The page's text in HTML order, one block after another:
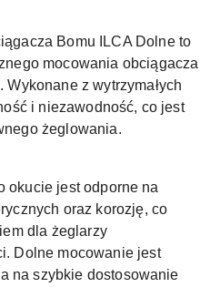
Bomu ILCA Dolne to
mocowania obciągacza
Wykonane z wytrzymałych
i niezawodność, co jest
żeglowania.
okucie jest odporne na
oraz korozję, co
dla żeglarzy
Dolne mocowanie jest
na szybkie dostosowanie